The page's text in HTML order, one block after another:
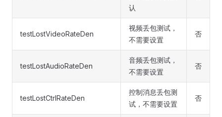
认
testLostVideoRateDen
视频丢包测试，
不需要设置
否
testLostAudioRateDen
音频丢包测试，
不需要设置
否
testLostCtrlRateDen
控制消息丢包测
试，不需要设置
否